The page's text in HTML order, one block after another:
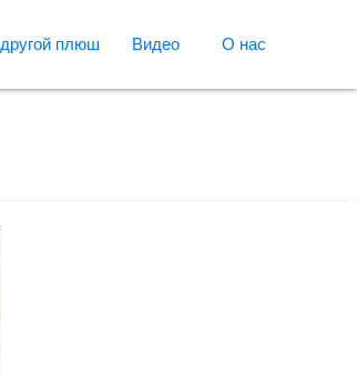
другой плюш Видео О нас